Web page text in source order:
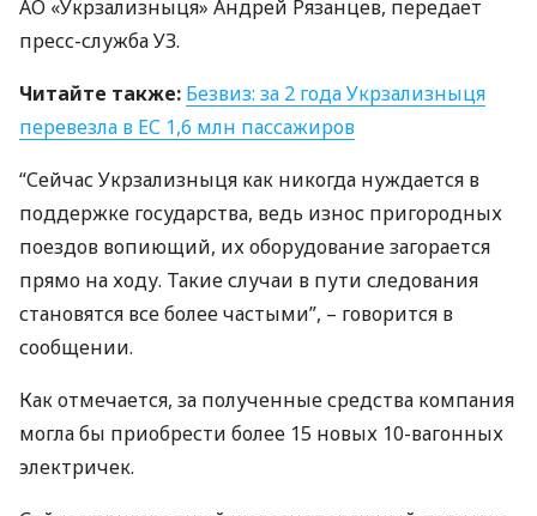
АО «Укрзализныця» Андрей Рязанцев, передает
пресс-служба УЗ.
Читайте также: Безвиз: за 2 года Укрзализныця
перевезла в ЕС 1,6 млн пассажиров
“Сейчас Укрзализныця как никогда нуждается в
поддержке государства, ведь износ пригородных
поездов вопиющий, их оборудование загорается
прямо на ходу. Такие случаи в пути следования
становятся все более частыми”, – говорится в
сообщении.
Как отмечается, за полученные средства компания
могла бы приобрести более 15 новых 10-вагонных
электричек.